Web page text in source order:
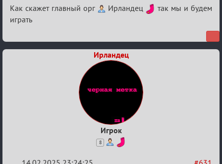
Re:
Кровавая
Как скажет главный орг Ирландец
так мы и будем
играть
Ирландец
Игрок
8